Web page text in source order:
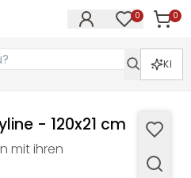
0 0
KI
- 120x21 cm
mit ihren